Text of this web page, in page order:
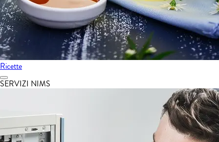
Ricette
SERVIZI NIMS